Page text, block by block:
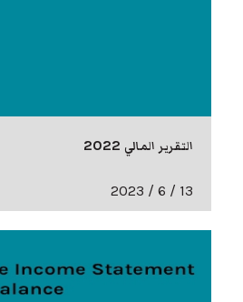
التقرير المالي 2022
13 / 6 / 2023